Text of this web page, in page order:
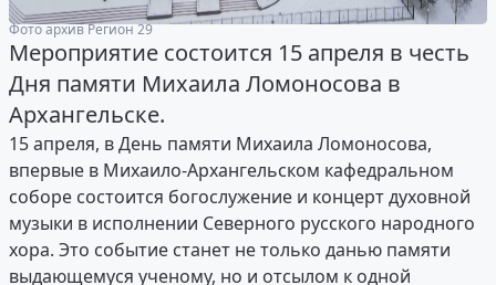
Фото архив Регион 29
Мероприятие состоится 15 апреля в честь
Дня памяти Михаила Ломоносова в
Архангельске.
15 апреля, в День памяти Михаила Ломоносова,
впервые в Михаило-Архангельском кафедральном
соборе состоится богослужение и концерт духовной
музыки в исполнении Северного русского народного
хора. Это событие станет не только данью памяти
выдающемуся ученому, но и отсылом к одной